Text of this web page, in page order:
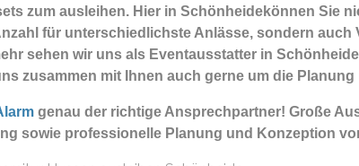
zum ausleihen. Hier in Schönheidekönnen Sie
für unterschiedlichste Anlässe, sondern auch
sehen wir uns als Eventausstatter in
zusammen mit Ihnen auch gerne um die
genau der richtige Ansprechpartner! Große
sowie professionelle Planung und Konzeption